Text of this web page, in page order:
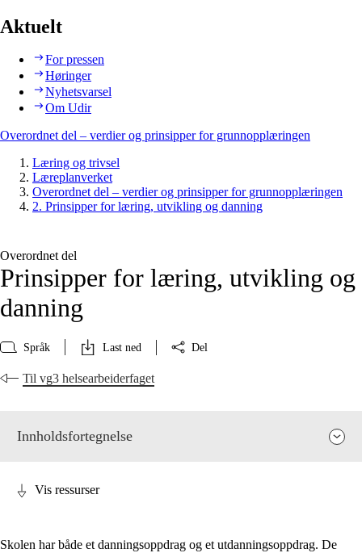
Aktuelt
For pressen
Høringer
Nyhetsvarsel
Om Udir
Overordnet del – verdier og prinsipper for grunnopplæringen
Læring og trivsel
Læreplanverket
Overordnet del – verdier og prinsipper for grunnopplæringen
2. Prinsipper for læring, utvikling og danning
Overordnet del
Prinsipper for læring, utvikling og
danning
Språk Last ned Del
Til vg3 helsearbeiderfaget
Innholdsfortegnelse
Vis ressurser
Skolen har både et danningsoppdrag og et utdanningsoppdrag. De